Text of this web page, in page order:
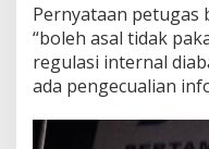
Pernyataan petugas
“boleh asal tidak
regulasi internal
ada pengecualian